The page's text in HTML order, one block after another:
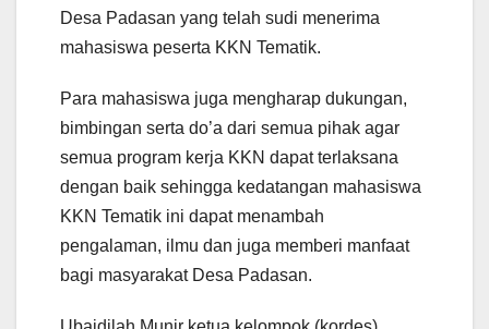
Desa Padasan yang telah sudi menerima
mahasiswa peserta KKN Tematik.
Para mahasiswa juga mengharap dukungan,
bimbingan serta do’a dari semua pihak agar
semua program kerja KKN dapat terlaksana
dengan baik sehingga kedatangan mahasiswa
KKN Tematik ini dapat menambah
pengalaman, ilmu dan juga memberi manfaat
bagi masyarakat Desa Padasan.